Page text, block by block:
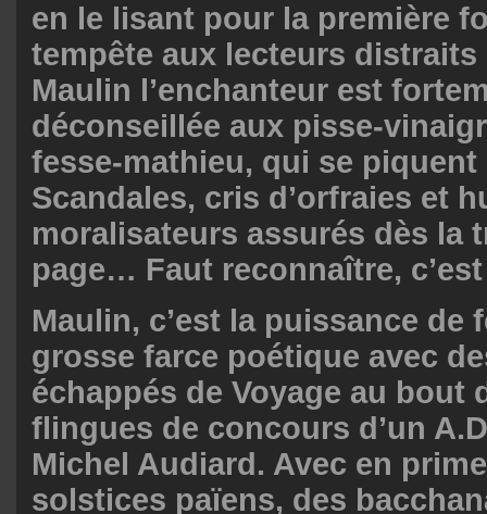
en le lisant pour la première
tempête aux lecteurs distraits
Maulin l’enchanteur est
déconseillée aux pisse-
fesse-mathieu, qui se
Scandales, cris d’orfraies et
moralisateurs assurés dès la
page… Faut reconnaître,
Maulin, c’est la puissance de
grosse farce poétique avec
échappés de Voyage au bout
flingues de concours d’un
Michel Audiard. Avec en
solstices païens, des